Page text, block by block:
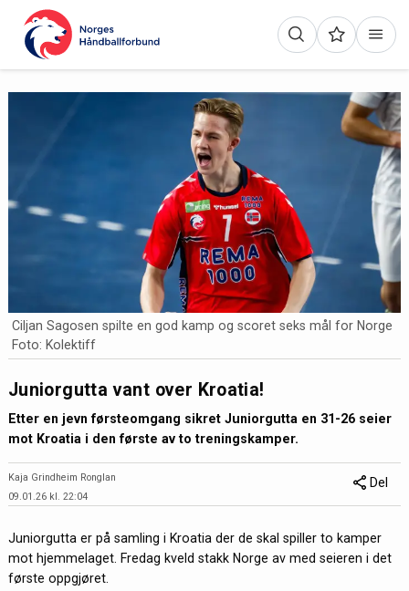
Ciljan Sagosen spilte en god kamp og scoret seks mål for Norge
Foto: Kolektiff
Juniorgutta vant over Kroatia!
Etter en jevn førsteomgang sikret Juniorgutta en 31-26 seier
mot Kroatia i den første av to treningskamper.
Kaja Grindheim Ronglan
09.01.26 kl. 22:04
Del
Juniorgutta er på samling i Kroatia der de skal spiller to kamper
mot hjemmelaget. Fredag kveld stakk Norge av med seieren i det
første oppgjøret.